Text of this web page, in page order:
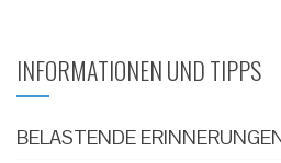
INFORMATIONEN UND TIPPS
BELASTENDE